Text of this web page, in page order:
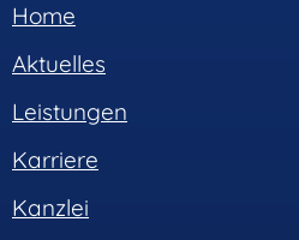
Home
Aktuelles
Leistungen
Karriere
Kanzlei